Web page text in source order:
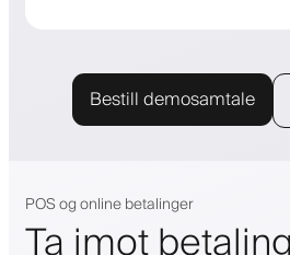
Bestill demosamtale
POS og online betalinger